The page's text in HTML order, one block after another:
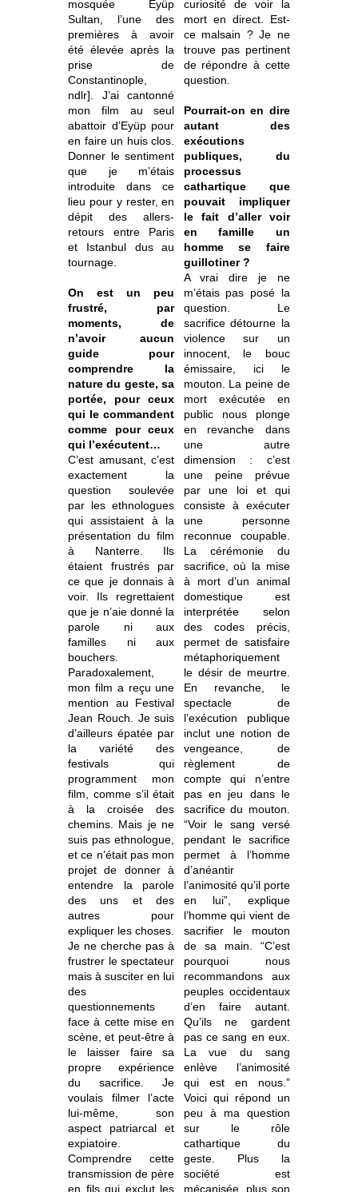
mosquée Eyüp
Sultan, l’une des
premières à avoir
été élevée après la
prise de
Constantinople,
ndlr]. J’ai cantonné
mon film au seul
abattoir d’Eyüp pour
en faire un huis clos.
Donner le sentiment
que je m’étais
introduite dans ce
lieu pour y rester, en
dépit des allers-
retours entre Paris
et Istanbul dus au
tournage.
On est un peu
frustré, par
moments, de
n’avoir aucun
guide pour
comprendre la
nature du geste, sa
portée, pour ceux
qui le commandent
comme pour ceux
qui l’exécutent…
C’est amusant, c’est
exactement la
question soulevée
par les ethnologues
qui assistaient à la
présentation du film
à Nanterre. Ils
étaient frustrés par
ce que je donnais à
voir. Ils regrettaient
que je n’aie donné la
parole ni aux
familles ni aux
bouchers.
Paradoxalement,
mon film a reçu une
mention au Festival
Jean Rouch. Je suis
d’ailleurs épatée par
la variété des
festivals qui
programment mon
film, comme s’il était
à la croisée des
chemins. Mais je ne
suis pas ethnologue,
et ce n’était pas mon
projet de donner à
entendre la parole
des uns et des
autres pour
expliquer les choses.
Je ne cherche pas à
frustrer le spectateur
mais à susciter en lui
des
questionnements
face à cette mise en
scène, et peut-être à
le laisser faire sa
propre expérience
du sacrifice. Je
voulais filmer l’acte
lui-même, son
aspect patriarcal et
expiatoire.
Comprendre cette
transmission de père
en fils qui exclut les
curiosité de voir la
mort en direct. Est-
ce malsain ? Je ne
trouve pas pertinent
de répondre à cette
question.
Pourrait-on en dire
autant des
exécutions
publiques, du
processus
cathartique que
pouvait impliquer
le fait d’aller voir
en famille un
homme se faire
guillotiner ?
A vrai dire je ne
m’étais pas posé la
question. Le
sacrifice détourne la
violence sur un
innocent, le bouc
émissaire, ici le
mouton. La peine de
mort exécutée en
public nous plonge
en revanche dans
une autre
dimension : c’est
une peine prévue
par une loi et qui
consiste à exécuter
une personne
reconnue coupable.
La cérémonie du
sacrifice, où la mise
à mort d’un animal
domestique est
interprétée selon
des codes précis,
permet de satisfaire
métaphoriquement
le désir de meurtre.
En revanche, le
spectacle de
l’exécution publique
inclut une notion de
vengeance, de
règlement de
compte qui n’entre
pas en jeu dans le
sacrifice du mouton.
“Voir le sang versé
pendant le sacrifice
permet à l’homme
d’anéantir
l’animosité qu’il porte
en lui”, explique
l’homme qui vient de
sacrifier le mouton
de sa main. “C’est
pourquoi nous
recommandons aux
peuples occidentaux
d’en faire autant.
Qu’ils ne gardent
pas ce sang en eux.
La vue du sang
enlève l’animosité
qui est en nous.”
Voici qui répond un
peu à ma question
sur le rôle
cathartique du
geste. Plus la
société est
mécanisée, plus son